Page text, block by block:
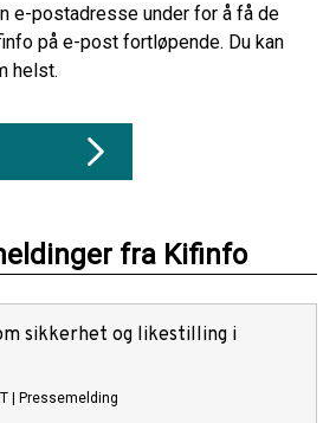
e-postadresse under for å få de
på e-post fortløpende. Du kan
helst.
fra Kifinfo
sikkerhet og likestilling i
| Pressemelding